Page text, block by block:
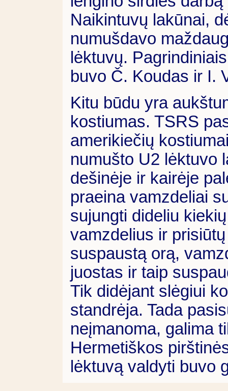
Naikintuvų lakūnai,
numušdavo
lėktuvų.
buvo Č. Koudas ir I.
Kitu būdu yra
kostiumas. TSRS
amerikiečių
numušto U2 lėktuvo
dešinėje ir kairėje
praeina vamzdeliai
sujungti dideliu
vamzdelius ir
suspaustą orą,
juostas ir taip
Tik didėjant slėgiui
standrėja. Tada
neįmanoma, galima
Hermetiškos
lėktuvą valdyti buvo